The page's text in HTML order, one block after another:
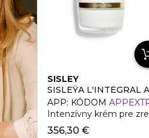
SISLEY
SISLEŸA L'INTÉGRAL
APP: KÓDOM
Intenzívny krém pre
356,30 €